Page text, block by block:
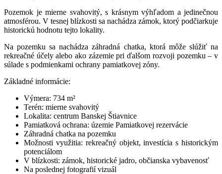
Pozemok je mierne svahovitý, s krásnym výhľadom a jedinečnou
atmosférou. V tesnej blízkosti sa nachádza zámok, ktorý podčiarkuje
historickú hodnotu tejto lokality.
Na pozemku sa nachádza záhradná chatka, ktorá môže slúžiť na
rekreačné účely alebo ako zázemie pri ďalšom rozvoji pozemku – v
súlade s podmienkami ochrany pamiatkovej zóny.
Základné informácie:
Výmera: 734 m²
Terén: mierne svahovitý
Lokalita: centrum Banskej Štiavnice
Pamiatková ochrana: územie Pamiatkovej rezervácie
Záhradná chatka na pozemku
Možnosti využitia: rekreačný objekt, investícia s historickým
potenciálom
V blízkosti: zámok, historické jadro, občianska vybavenosť
Na poslednej fotografií vizuál